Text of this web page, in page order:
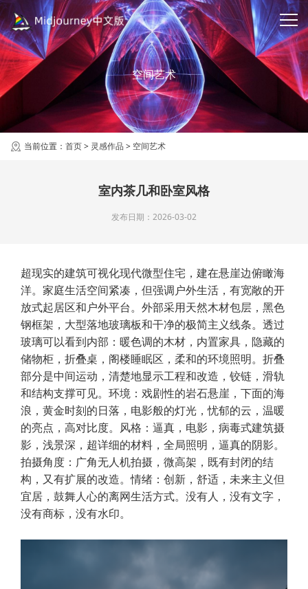
空间艺术
当前位置： 首页> 灵感作品 > 空间艺术
室内茶几和卧室风格
发布日期：2026-03-02
超现实的建筑可视化现代微型住宅，建在悬崖边俯瞰海
洋。家庭生活空间紧凑，但强调户外生活，有宽敞的开
放式起居区和户外平台。外部采用天然木材包层，黑色
钢框架，大型落地玻璃板和干净的极简主义线条。透过
玻璃可以看到内部：暖色调的木材，内置家具，隐藏的
储物柜，折叠桌，阁楼睡眠区，柔和的环境照明。折叠
部分是中间运动，清楚地显示工程和改造，铰链，滑轨
和结构支撑可见。环境：戏剧性的岩石悬崖，下面的海
浪，黄金时刻的日落，电影般的灯光，忧郁的云，温暖
的亮点，高对比度。风格：逼真，电影，病毒式建筑摄
影，浅景深，超详细的材料，全局照明，逼真的阴影。
拍摄角度：广角无人机拍摄，微高架，既有封闭的结
构，又有扩展的改造。情绪：创新，舒适，未来主义但
宜居，鼓舞人心的离网生活方式。没有人，没有文字，
没有商标，没有水印。